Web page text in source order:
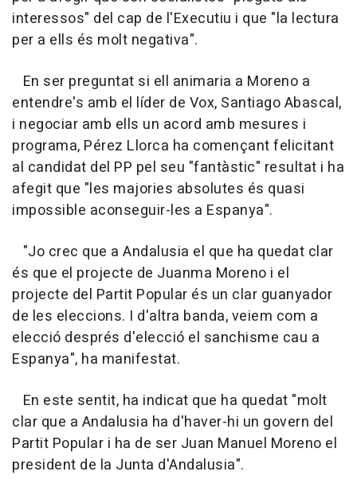
interessos" del cap de l'Executiu i que "la lectura
per a ells és molt negativa".
En ser preguntat si ell animaria a Moreno a
entendre's amb el líder de Vox, Santiago Abascal,
i negociar amb ells un acord amb mesures i
programa, Pérez Llorca ha començant felicitant
al candidat del PP pel seu "fantàstic" resultat i ha
afegit que "les majories absolutes és quasi
impossible aconseguir-les a Espanya".
"Jo crec que a Andalusia el que ha quedat clar
és que el projecte de Juanma Moreno i el
projecte del Partit Popular és un clar guanyador
de les eleccions. I d'altra banda, veiem com a
elecció després d'elecció el sanchisme cau a
Espanya", ha manifestat.
En este sentit, ha indicat que ha quedat "molt
clar que a Andalusia ha d'haver-hi un govern del
Partit Popular i ha de ser Juan Manuel Moreno el
president de la Junta d'Andalusia".